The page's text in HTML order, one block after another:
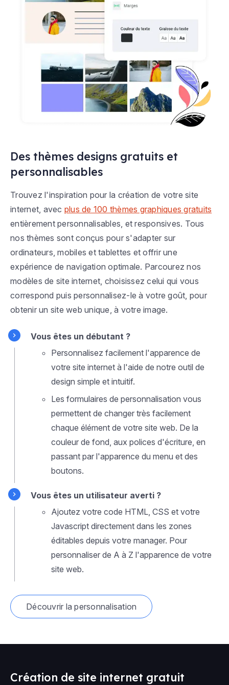
Des thèmes designs gratuits et
personnalisables
Trouvez l'inspiration pour la création de votre site
internet, avec plus de 100 thèmes graphiques gratuits
entièrement personnalisables, et responsives. Tous
nos thèmes sont conçus pour s'adapter sur
ordinateurs, mobiles et tablettes et offrir une
expérience de navigation optimale. Parcourez nos
modèles de site internet, choisissez celui qui vous
correspond puis personnalisez-le à votre goût, pour
obtenir un site web unique, à votre image.
Vous êtes un débutant ?
Personnalisez facilement l'apparence de
votre site internet à l'aide de notre outil de
design simple et intuitif.
Les formulaires de personnalisation vous
permettent de changer très facilement
chaque élément de votre site web. De la
couleur de fond, aux polices d'écriture, en
passant par l'apparence du menu et des
boutons.
Vous êtes un utilisateur averti ?
Ajoutez votre code HTML, CSS et votre
Javascript directement dans les zones
éditables depuis votre manager. Pour
personnaliser de A à Z l'apparence de votre
site web.
Découvrir la personnalisation
Création de site internet gratuit